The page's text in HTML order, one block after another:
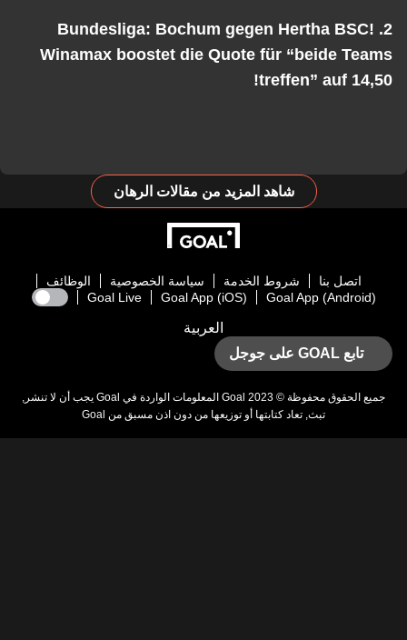
2. Bundesliga: Bochum gegen Hertha BSC!
Winamax boostet die Quote für “beide
treffen” auf
شاهد المزيد من مقالات الرهان
اتصل بنا شروط الخدمة سياسة الخصوصية
الوظائف
Goal App (Android)
Goal App (iOS)
Goal Live
العربية
الحقوق محفوظة © 2023 Goalالمعلومات الواردة فيGoal يجب أن لا تنشر,
تبث, تعاد كتابتها أو توزيعها من دون اذن مسبق منGoal